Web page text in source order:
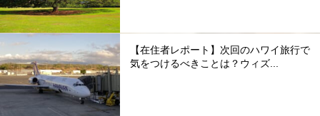
【在住者レポート】次回のハワイ旅行で
気をつけるべきことは？ウィズ...